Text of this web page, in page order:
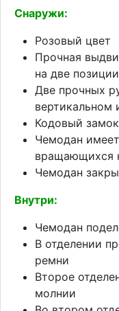
Снаружи:
Розовый цвет
Прочная
на две позиции
Две прочных
вертикальном
Кодовый
Чемодан
вращающихся
Чемодан
Внутри:
Чемодан
В отделении
ремни
Второе
молнии